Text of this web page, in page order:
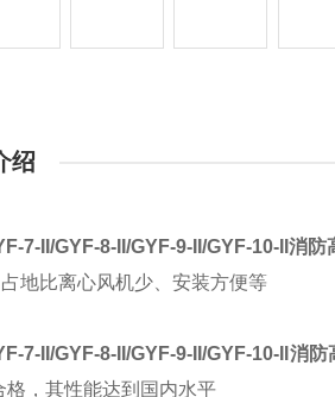
绍
7-II/GYF-8-II/GYF-9-II/GYF-10-II消
地比离心风机少、安装方便等
7-II/GYF-8-II/GYF-9-II/GYF-10-II消
格，其性能达到国内水平